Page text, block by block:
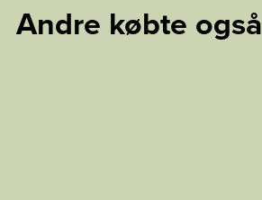
Andre købte også